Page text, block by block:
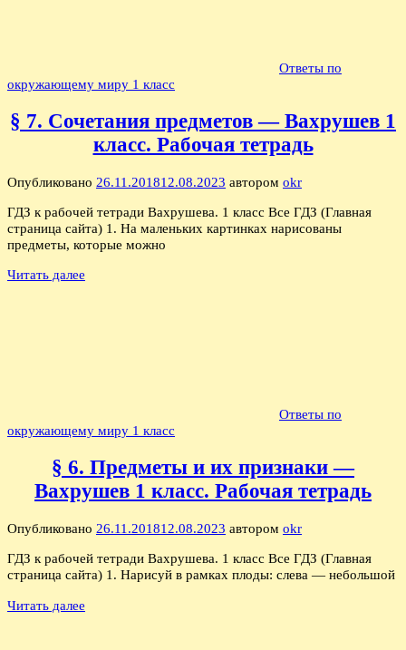
Ответы по
окружающему миру 1 класс
§ 7. Сочетания предметов — Вахрушев 1
класс. Рабочая тетрадь
Опубликовано 26.11.201812.08.2023 автором okr
ГДЗ к рабочей тетради Вахрушева. 1 класс Все ГДЗ (Главная
страница сайта) 1. На маленьких картинках нарисованы
предметы, которые можно
Читать далее
Ответы по
окружающему миру 1 класс
§ 6. Предметы и их признаки —
Вахрушев 1 класс. Рабочая тетрадь
Опубликовано 26.11.201812.08.2023 автором okr
ГДЗ к рабочей тетради Вахрушева. 1 класс Все ГДЗ (Главная
страница сайта) 1. Нарисуй в рамках плоды: слева — небольшой
Читать далее